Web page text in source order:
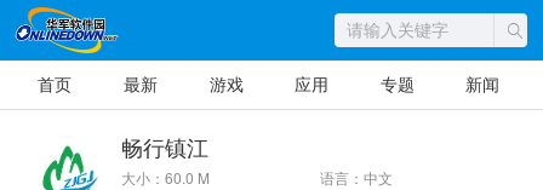
首页 最新 游戏 应用 专题 新闻
畅行镇江
大小：60.0 M
语言：中文